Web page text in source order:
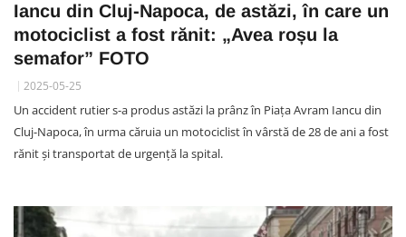
Iancu din Cluj-Napoca, de astăzi, în care un
motociclist a fost rănit: „Avea roșu la
semafor” FOTO
2025-05-25
Un accident rutier s-a produs astăzi la prânz în Piața Avram Iancu din
Cluj-Napoca, în urma căruia un motociclist în vârstă de 28 de ani a fost
rănit și transportat de urgență la spital.